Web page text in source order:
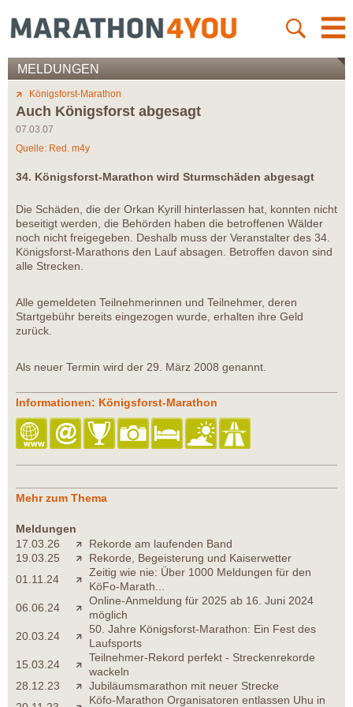
MELDUNGEN
Königsforst-Marathon
Auch Königsforst abgesagt
07.03.07
Quelle: Red. m4y
34. Königsforst-Marathon wird Sturmschäden abgesagt
Die Schäden, die der Orkan Kyrill hinterlassen hat, konnten nicht
beseitigt werden, die Behörden haben die betroffenen Wälder
noch nicht freigegeben. Deshalb muss der Veranstalter des 34.
Königsforst-Marathons den Lauf absagen. Betroffen davon sind
alle Strecken.
Alle gemeldeten Teilnehmerinnen und Teilnehmer, deren
Startgebühr bereits eingezogen wurde, erhalten ihre Geld
zurück.
Als neuer Termin wird der 29. März 2008 genannt.
Informationen: Königsforst-Marathon
Mehr zum Thema
Meldungen
17.03.26
Rekorde am laufenden Band
19.03.25
Rekorde, Begeisterung und Kaiserwetter
01.11.24
Zeitig wie nie: Über 1000 Meldungen für den
KöFo-Marath...
06.06.24
Online-Anmeldung für 2025 ab 16. Juni 2024
möglich
20.03.24
50. Jahre Königsforst-Marathon: Ein Fest des
Laufsports
15.03.24
Teilnehmer-Rekord perfekt - Streckenrekorde
wackeln
28.12.23
Jubiläumsmarathon mit neuer Strecke
Köfo-Marathon Organisatoren entlassen Uhu in